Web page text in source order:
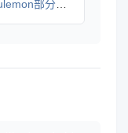
侵权被判赔35